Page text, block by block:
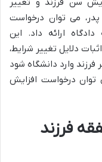
می توان درخواست
ارائه داد. این
دلایل تغییر شرایط،
فرزند وارد دانشگاه شود
توان درخواست افزایش
فرزند